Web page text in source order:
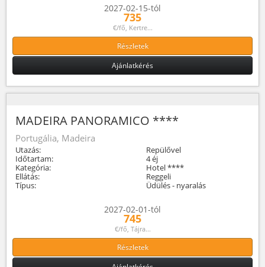
2027-02-15-tól
735
€/fő, Kertre...
Részletek
Ajánlatkérés
MADEIRA PANORAMICO ****
Portugália, Madeira
Utazás:
Repülővel
Időtartam:
4 éj
Kategória:
Hotel ****
Ellátás:
Reggeli
Típus:
Üdülés - nyaralás
2027-02-01-tól
745
€/fő, Tájra...
Részletek